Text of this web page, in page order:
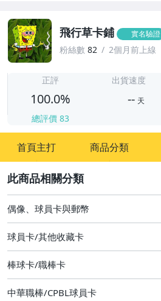
飛行草卡鋪 實名驗證
粉絲數 82 2個月前上線
正評
100.0%
總評價 83
出貨速度
-- 天
首頁主打 商品分類
偶像、球員卡與郵幣
球員卡/其他收藏卡
棒球卡/職棒卡
中華職棒/CPBL球員卡